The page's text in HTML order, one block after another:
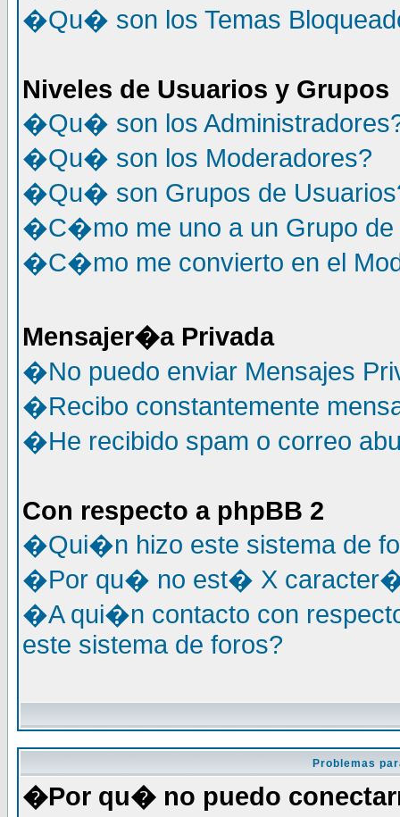
�Qu� son los Temas
Niveles de Usuarios y Grupos
�Qu� son los
�Qu� son los Moderadores?
�Qu� son Grupos de
�C�mo me uno a un Grupo de
�C�mo me convierto en el
Mensajer�a Privada
�No puedo enviar Mensajes
�Recibo constantemente
�He recibido spam o correo
Con respecto a phpBB 2
�Qui�n hizo este sistema de
�Por qu� no est� X
�A qui�n contacto con
este sistema de foros?
Problemas
�Por qu� no puedo